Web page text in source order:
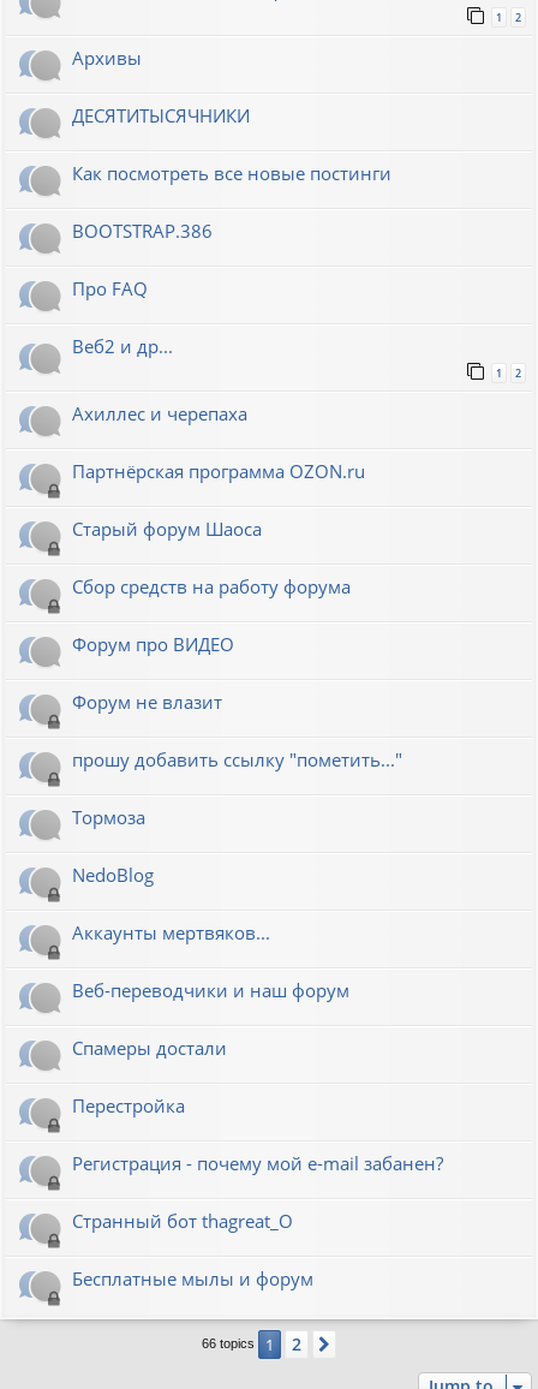
1 2
Архивы
ДЕСЯТИТЫСЯЧНИКИ
Как посмотреть все новые постинги
BOOTSTRAP.386
Про FAQ
Веб2 и др...
1 2
Ахиллес и черепаха
Партнёрская программа OZON.ru
Старый форум Шаоса
Сбор средств на работу форума
Форум про ВИДЕО
Форум не влазит
прошу добавить ссылку "пометить..."
Тормоза
NedoBlog
Аккаунты мертвяков...
Веб-переводчики и наш форум
Спамеры достали
Перестройка
Регистрация - почему мой e-mail забанен?
Странный бот thagreat_O
Бесплатные мылы и форум
66 topics 1 2